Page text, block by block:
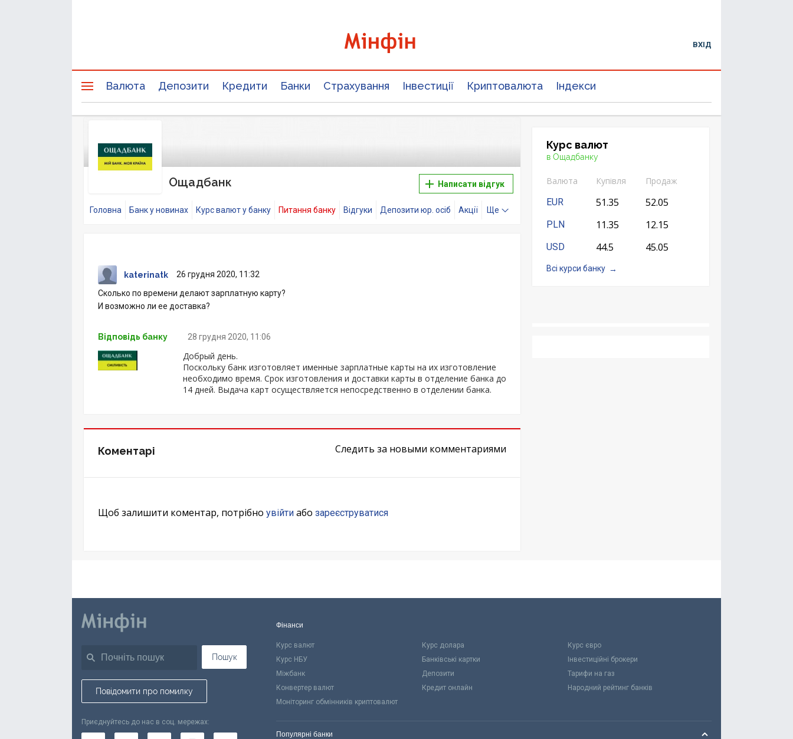
ВХІД
Валюта Депозити Кредити Банки Страхування Інвестиції Криптовалюта Індекси
Ощадбанк Написати відгук
Головна Банк у новинах Курс валют у банку Питання банку Відгуки Депозити юр. осіб Акції Ще
katerinatk
26 грудня 2020, 11:32
Сколько по времени делают зарплатную карту?
И возможно ли ее доставка?
Відповідь банку 28 грудня 2020, 11:06
Добрый день.
Поскольку банк изготовляет именные зарплатные карты на их изготовление
необходимо время. Срок изготовления и доставки карты в отделение банка до
14 дней. Выдача карт осуществляется непосредственно в отделении банка.
Следить за новыми комментариями
Коментарі
Щоб залишити коментар, потрібно увійти або зареєструватися
Курс валют
в Ощадбанку
Валюта Купівля
Продаж
EUR
51.35 52.05
PLN 11.35 12.15
USD 44.5 45.05
Всі курси банку
Пошук
Повідомити про помилку
Приєднуйтесь до нас в соц. мережах:
Фінанси
Курс валют Курс долара
Курс євро
Курс НБУ
Банківські картки
Інвестиційні брокери
Міжбанк
Депозити
Тарифи на газ
Конвертер валют
Кредит онлайн
Народний рейтинг банків
Моніторинг обмінників криптовалют
Популярні банки